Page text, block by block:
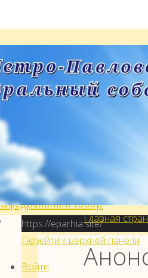
«Луганская»
Божиих с частицами
собор
Главная
https://eparhia.site/
Перейти к верхней панели
Войти